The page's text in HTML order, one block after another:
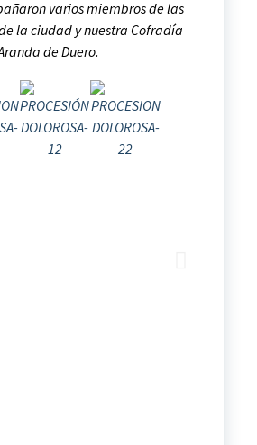
varios miembros de las
la ciudad y nuestra Cofradía
de Duero.